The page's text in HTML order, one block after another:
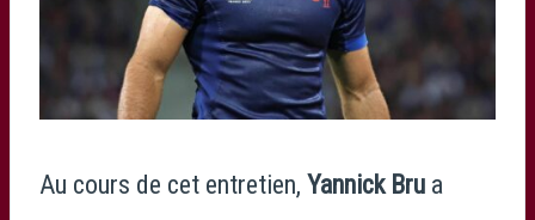
Au cours de cet entretien, Yannick Bru a